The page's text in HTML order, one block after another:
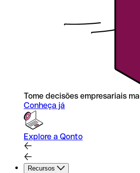
Tome decisões empresariais
Conheça já
Explore a Qonto
Recursos